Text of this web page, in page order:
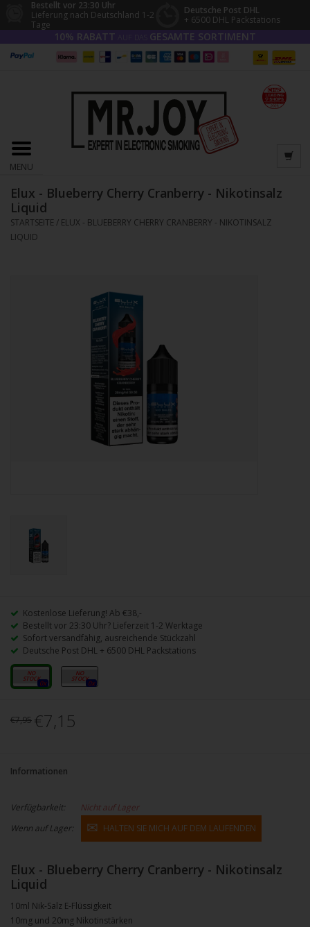
Bestellt vor 23:30 Uhr
Lieferung nach Deutschland 1-2
Tage
Deutsche Post DHL
+ 6500 DHL Packstations
10% RABATT GESAMTE SORTIMENT
MENU
Elux - Blueberry Cherry Cranberry - Nikotinsalz
Liquid
STARTSEITE / ELUX - BLUEBERRY CHERRY CRANBERRY - NIKOTINSALZ
LIQUID
Kostenlose Lieferung! Ab €38,-
Bestellt vor 23:30 Uhr? Lieferzeit 1-2 Werktage
Sofort versandfähig, ausreichende Stückzahl
Deutsche Post DHL + 6500 DHL Packstations
10mg
0x
20mg
0x
€7,95 €7,15
Informationen
Verfügbarkeit:
Nicht auf Lager
Wenn auf Lager:
HALTEN SIE MICH AUF DEM LAUFENDEN
Elux - Blueberry Cherry Cranberry - Nikotinsalz
Liquid
10ml Nik-Salz E-Flüssigkeit
10mg und 20mg Nikotinstärken